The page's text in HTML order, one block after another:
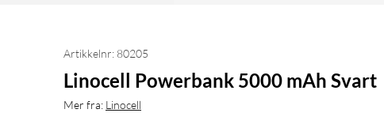
Artikkelnr: 80205
Linocell Powerbank 5000 mAh Svart
Mer fra: Linocell